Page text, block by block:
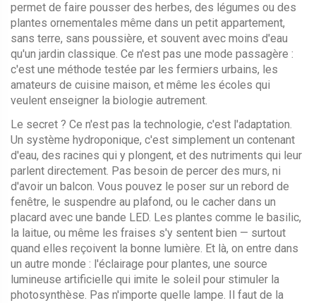
permet de faire pousser des herbes, des légumes ou des
plantes ornementales même dans un petit appartement,
sans terre, sans poussière, et souvent avec moins d'eau
qu'un jardin classique. Ce n'est pas une mode passagère :
c'est une méthode testée par les fermiers urbains, les
amateurs de cuisine maison, et même les écoles qui
veulent enseigner la biologie autrement.
Le secret ? Ce n'est pas la technologie, c'est l'adaptation.
Un système hydroponique, c'est simplement un contenant
d'eau, des racines qui y plongent, et des nutriments qui leur
parlent directement. Pas besoin de percer des murs, ni
d'avoir un balcon. Vous pouvez le poser sur un rebord de
fenêtre, le suspendre au plafond, ou le cacher dans un
placard avec une bande LED. Les plantes comme le basilic,
la laitue, ou même les fraises s'y sentent bien — surtout
quand elles reçoivent la bonne lumière. Et là, on entre dans
un autre monde : l'éclairage pour plantes, une source
lumineuse artificielle qui imite le soleil pour stimuler la
photosynthèse. Pas n'importe quelle lampe. Il faut de la